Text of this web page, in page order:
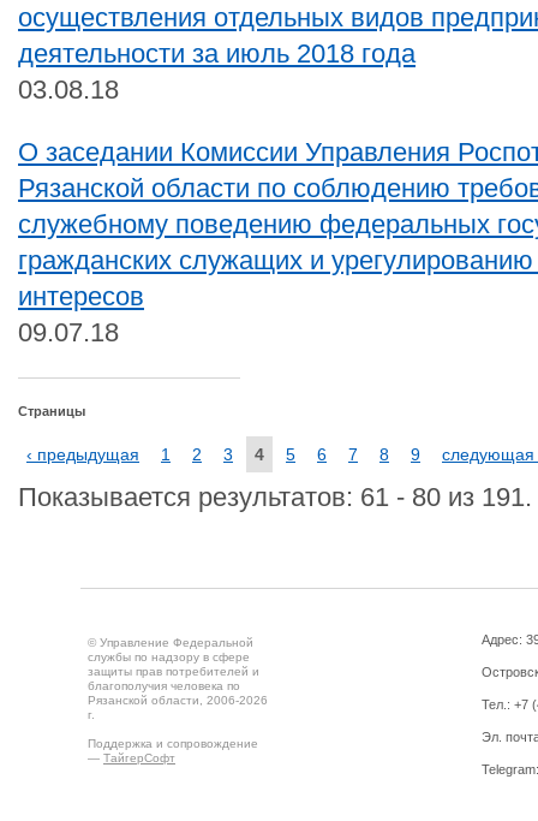
осуществления отдельных видов
деятельности за июль 2018 года
03.08.18
О заседании Комиссии Управления
Рязанской области по соблюдению
служебному поведению федеральных
гражданских служащих и
интересов
09.07.18
Страницы
‹ предыдущая 1 2 3 4 5 6 7 8 9 следующая
Показывается результатов: 61 - 80 из 191.
© Управление Федеральной
службы по надзору в сфере
защиты прав потребителей и
благополучия человека по
Рязанской области, 2006-2026
г.
Поддержка и сопровождение
— ТайгерСофт
Адрес:
Тел.: +7
Эл.